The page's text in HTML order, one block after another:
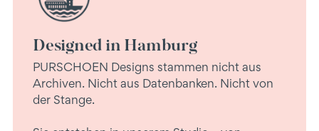
Designed in Hamburg
PURSCHOEN Designs stammen nicht aus
Archiven. Nicht aus Datenbanken. Nicht von
der Stange.